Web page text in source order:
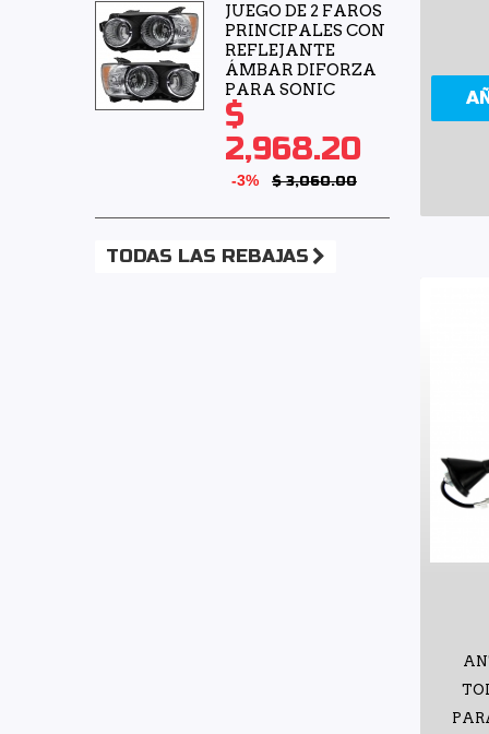
JUEGO DE 2 FAROS
PRINCIPALES CON
REFLEJANTE
ÁMBAR DIFORZA
PARA SONIC
$
2,968.20
-3% $ 3,060.00
TODAS LAS REBAJAS